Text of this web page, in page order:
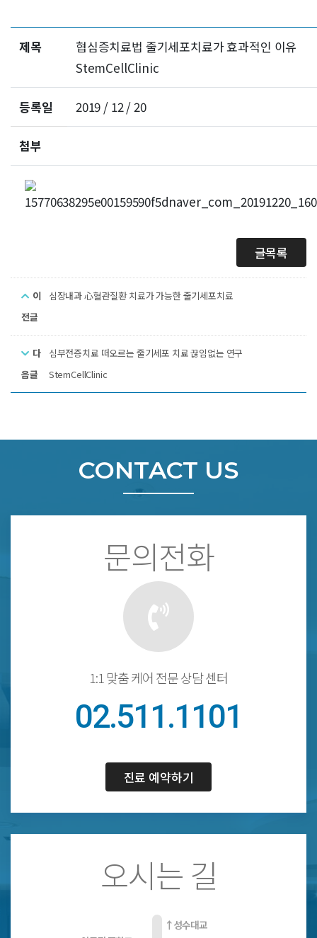
제목
협심증치료법 줄기세포치료가 효과적인 이유
StemCellClinic
등록일 2019 / 12 / 20
첨부
글목록
이
전글
심장내과 心혈관질환 치료가 가능한 줄기세포치료
다
음글
심부전증치료 떠오르는 줄기세포 치료 끊임없는 연구
StemCellClinic
CONTACT US
문의전화
1:1 맞춤 케어 전문 상담 센터
02.511.1101
진료 예약하기
오시는 길